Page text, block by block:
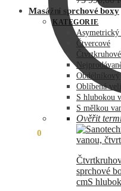
0
Masážní sprchové boxy
KATEGORIE
Čtvercové
Obdélníkový
Oblíbená
S hlubokou
S mělkou
Ověřit
sprchové
cmS